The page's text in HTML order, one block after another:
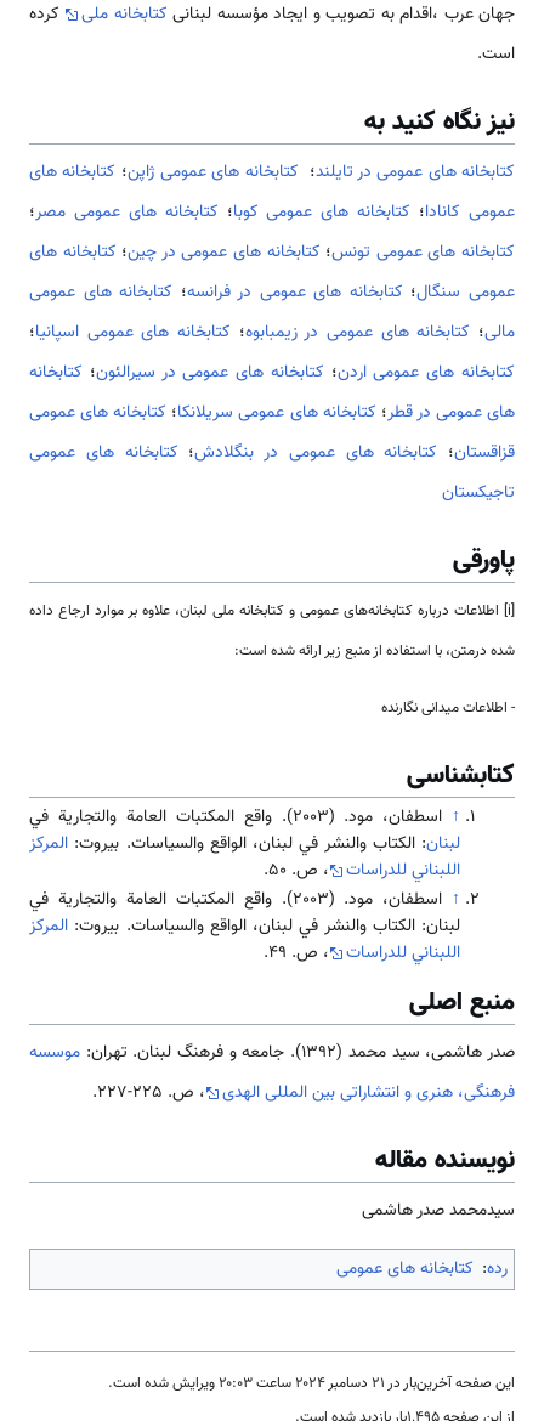
جهان عرب ،اقدام به تصویب و ایجاد مؤسسه لبنانی کتابخانه ملی
کرده
است.
نیز نگاه کنید به
كتابخانه های عمومی در تایلند؛ کتابخانه های عمومی ژاپن؛ کتابخانه های
عمومی کانادا؛ کتابخانه های عمومی کوبا؛ کتابخانه های عمومی مصر؛
کتابخانه های عمومی تونس؛ کتابخانه های عمومی در چین؛ کتابخانه های
عمومی سنگال؛ کتابخانه های عمومی در فرانسه؛ کتابخانه های عمومی
مالی؛ كتابخانه های عمومی در زیمبابوه؛ کتابخانه های عمومی اسپانیا؛
کتابخانه های عمومی اردن؛ كتابخانه های عمومی در سیرالئون؛ كتابخانه
های عمومی در قطر؛ كتابخانه های عمومی سریلانکا؛ كتابخانه های عمومی
قزاقستان؛ كتابخانه های عمومی در بنگلادش؛ كتابخانه های عمومی
تاجیکستان
پاورقی
[i] اطلاعات درباره كتابخانه‌های عمومی و كتابخانه ملی لبنان، علاوه بر موارد ارجاع داده
شده درمتن، با استفاده از منبع زیر ارائه شده است:
- اطلاعات میدانی نگارنده
کتابشناسی
↑ اسطفان، مود. (2003). واقع المكتبات العامة والتجارية في
لبنان: الكتاب والنشر في لبنان، الواقع والسياسات. بیروت: المركز
اللبناني للدراسات
، ص. 50.
↑
اسطفان، مود. (2003). واقع المكتبات العامة والتجارية في
لبنان: الكتاب والنشر في لبنان، الواقع والسياسات. بیروت: المركز
اللبناني للدراسات
، ص. ۴۹.
منبع اصلی
صدر هاشمی، سید محمد (1392). جامعه و فرهنگ لبنان. تهران:
موسسه
فرهنگی، هنری و انتشاراتی بین المللی الهدی
، ص. 225-227.
نویسنده مقاله
سیدمحمد صدر هاشمی
رده: کتابخانه های عمومی
این صفحه آخرین‌بار در ‏۲۱ دسامبر ۲۰۲۴ ساعت ‏۲۰:۰۳ ویرایش شده است.